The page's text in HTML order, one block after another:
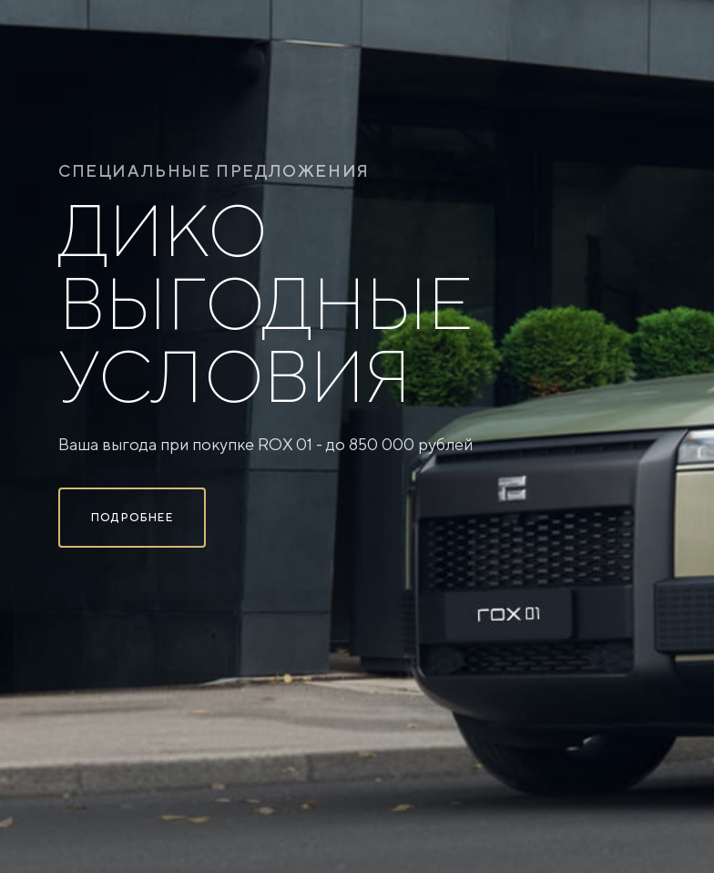
СПЕЦИАЛЬНЫЕ ПРЕДЛОЖЕНИЯ
ДИКО
ВЫГОДНЫЕ
УСЛОВИЯ
Ваша выгода при покупке ROX 01 - до 850 000 рублей
ПОДРОБНЕЕ